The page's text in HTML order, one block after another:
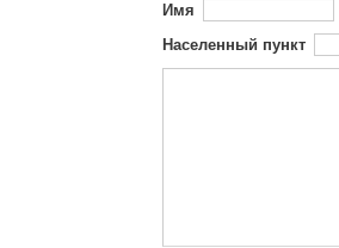
Имя
Населенный пункт